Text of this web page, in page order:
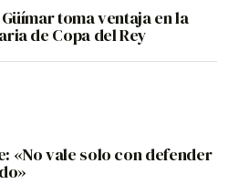
toma ventaja en la
de Copa del Rey
«No vale solo con defender